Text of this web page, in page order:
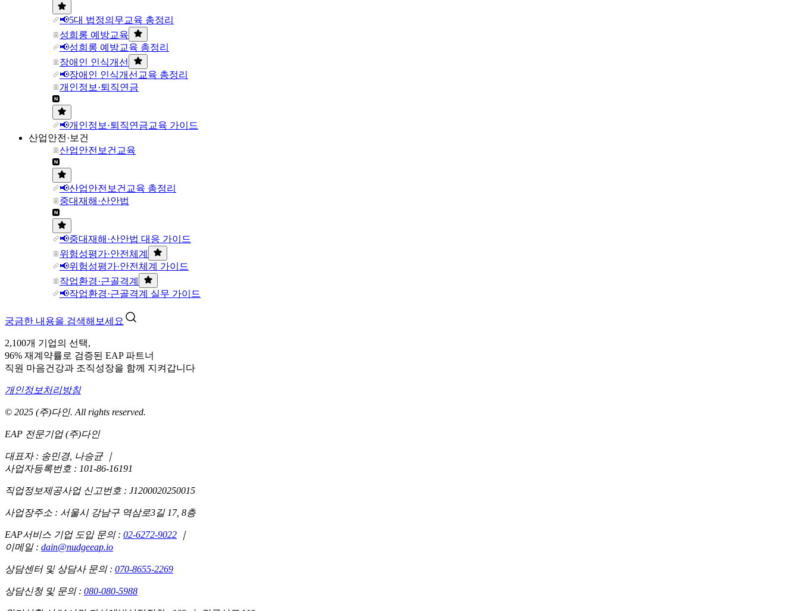
📢5대 법정의무교육 총정리
성희롱 예방교육
📢성희롱 예방교육 총정리
장애인 인식개선
📢장애인 인식개선교육 총정리
개인정보·퇴직연금
📢개인정보·퇴직연금교육 가이드
산업안전·보건
산업안전보건교육
📢산업안전보건교육 총정리
중대재해·산안법
📢중대재해·산안법 대응 가이드
위험성평가·안전체계
📢위험성평가·안전체계 가이드
작업환경·근골격계
📢작업환경·근골격계 실무 가이드
궁금한 내용을 검색해보세요
2,100개 기업의 선택,
96% 재계약률로 검증된 EAP 파트너
직원 마음건강과 조직성장을 함께 지켜갑니다
개인정보처리방침
© 2025 (주)다인. All rights reserved.
EAP 전문기업 (주)다인
대표자 : 송민경, 나승균 ｜
사업자등록번호 : 101-86-16191
직업정보제공사업 신고번호 : J1200020250015
사업장주소 : 서울시 강남구 역삼로3길 17, 8층
EAP서비스 기업 도입 문의 : 02-6272-9022
｜
이메일 : dain@nudgeeap.io
상담센터 및 상담사 문의 : 070-8655-2269
상담신청 및 문의 : 080-080-5988